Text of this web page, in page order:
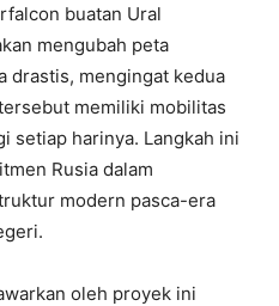
buatan Ural
mengubah peta
drastis, mengingat kedua
memiliki mobilitas
setiap harinya. Langkah ini
Rusia dalam
modern pasca-era
oleh proyek ini